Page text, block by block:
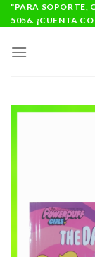
Saltar
al
"PARA SOPORTE,
5056. ¡CUENTA